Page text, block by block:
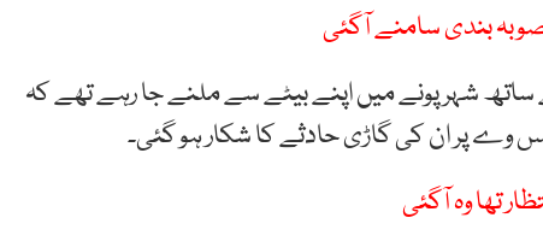
بندی سامنے آگئی
ساتھ شہر پونے میں اپنے بیٹے سے ملنے جا رہے تھے کہ
وے پر ان کی گاڑی حادثے کا شکار ہو گئی۔
تھا وہ آگئی